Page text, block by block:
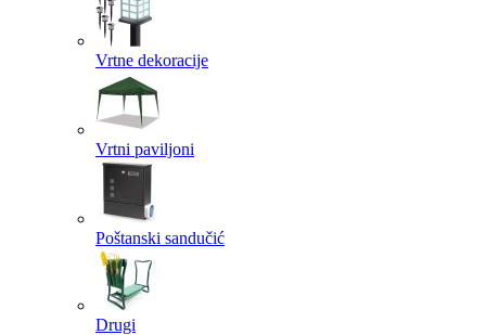
Vrtne dekoracije
Vrtni paviljoni
Poštanski sandučić
Drugi